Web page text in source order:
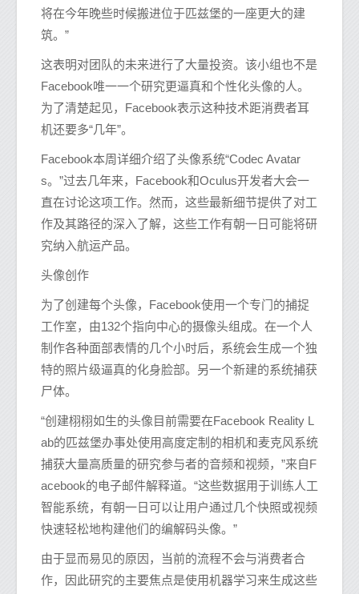
将在今年晚些时候搬进位于匹兹堡的一座更大的建
筑。”
这表明对团队的未来进行了大量投资。该小组也不是
Facebook唯一一个研究更逼真和个性化头像的人。
为了清楚起见，Facebook表示这种技术距消费者耳
机还要多“几年”。
Facebook本周详细介绍了头像系统“Codec Avatar
s。”过去几年来，Facebook和Oculus开发者大会一
直在讨论这项工作。然而，这些最新细节提供了对工
作及其路径的深入了解，这些工作有朝一日可能将研
究纳入航运产品。
头像创作
为了创建每个头像，Facebook使用一个专门的捕捉
工作室，由132个指向中心的摄像头组成。在一个人
制作各种面部表情的几个小时后，系统会生成一个独
特的照片级逼真的化身脸部。另一个新建的系统捕获
尸体。
“创建栩栩如生的头像目前需要在Facebook Reality L
ab的匹兹堡办事处使用高度定制的相机和麦克风系统
捕获大量高质量的研究参与者的音频和视频，”来自F
acebook的电子邮件解释道。“这些数据用于训练人工
智能系统，有朝一日可以让用户通过几个快照或视频
快速轻松地构建他们的编解码头像。”
由于显而易见的原因，当前的流程不会与消费者合
作，因此研究的主要焦点是使用机器学习来生成这些